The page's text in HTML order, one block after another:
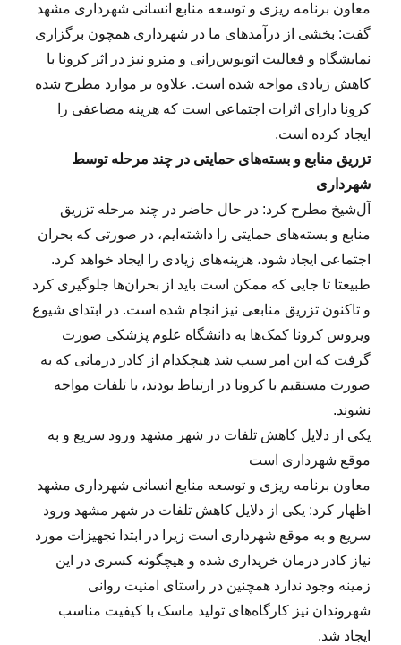
معاون برنامه ریزی و توسعه منابع انسانی شهرداری مشهد
گفت: بخشی از درآمدهای ما در شهرداری همچون برگزاری
نمایشگاه و فعالیت اتوبوس‌رانی و مترو نیز در اثر کرونا با
کاهش زیادی مواجه شده است. علاوه بر موارد مطرح شده
کرونا دارای اثرات اجتماعی است که هزینه مضاعفی را
ایجاد کرده است.
تزریق منابع و بسته‌های حمایتی در چند مرحله توسط
شهرداری
آل‌شیخ مطرح کرد: در حال حاضر در چند مرحله تزریق
منابع و بسته‌های حمایتی را داشته‌ایم، در صورتی که بحران
اجتماعی ایجاد شود، هزینه‌های زیادی را ایجاد خواهد کرد.
طبیعتا تا جایی که ممکن است باید از بحران‌ها جلوگیری کرد
و تاکنون تزریق منابعی نیز انجام شده است. در ابتدای شیوع
ویروس کرونا کمک‌ها به دانشگاه علوم پزشکی صورت
گرفت که این امر سبب شد هیچکدام از کادر درمانی که به
صورت مستقیم با کرونا در ارتباط بودند، با تلفات مواجه
نشوند.
یکی از دلایل کاهش تلفات در شهر مشهد ورود سریع و به
موقع شهرداری است
معاون برنامه ریزی و توسعه منابع انسانی شهرداری مشهد
اظهار کرد: یکی از دلایل کاهش تلفات در شهر مشهد ورود
سریع و به موقع شهرداری است زیرا در ابتدا تجهیزات مورد
نیاز کادر درمان خریداری شده و هیچگونه کسری در این
زمینه وجود ندارد همچنین در راستای امنیت روانی
شهروندان نیز کارگاه‌های تولید ماسک با کیفیت مناسب
ایجاد شد.